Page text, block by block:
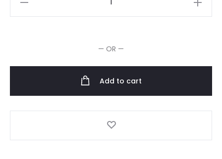
Shampooing
quantity
— OR —
Add to cart